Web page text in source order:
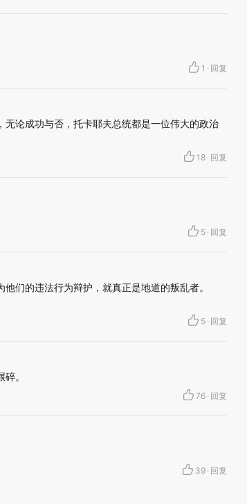
1 · 回复
论成功与否，托卡耶夫总统都是一位伟大的政治
18 · 回复
5 · 回复
们的违法行为辩护，就真正是地道的叛乱者。
5 · 回复
。
76 · 回复
39 · 回复